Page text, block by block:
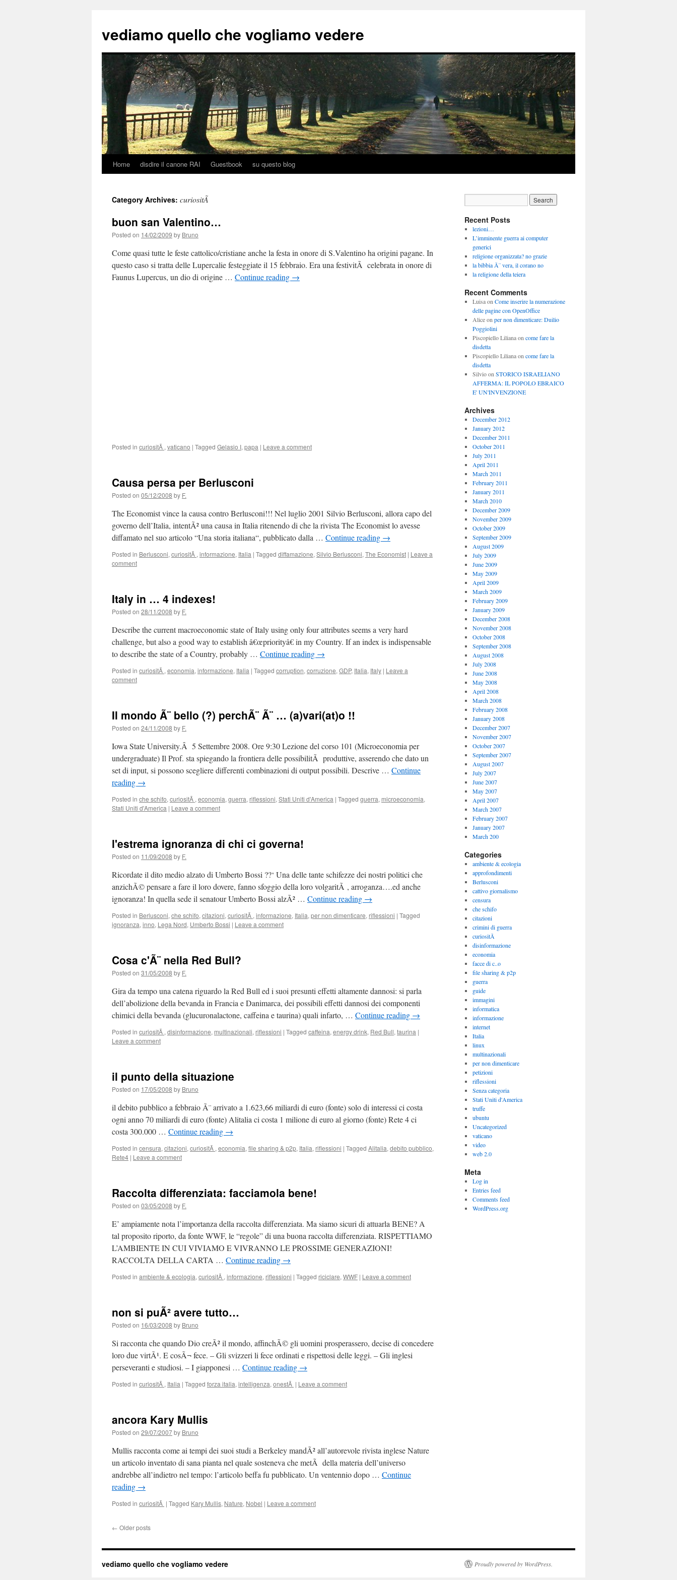
vediamo quello che vogliamo vedere
Skip
content
Home disdire il canone RAI Guestbook su questo blog
Category Archives: curiositÃ
buon san Valentino…
Posted on 14/02/2009 by Bruno
Come quasi tutte le feste cattolico/cristiane anche la festa in onore di S.Valentino ha origini pagane. In
questo caso si tratta delle Lupercalie festeggiate il 15 febbraio. Era una festivitÃ celebrata in onore di
Faunus Lupercus, un dio di origine … Continue reading →
Posted in curiositÃ , vaticano | Tagged Gelasio I, papa | Leave a comment
Causa persa per Berlusconi
Posted on 05/12/2008 by F.
The Economist vince la causa contro Berlusconi!!! Nel luglio 2001 Silvio Berlusconi, allora capo del
governo dell’Italia, intentÃ² una causa in Italia ritenendo di che la rivista The Economist lo avesse
diffamato nel suo articolo “Una storia italiana“, pubblicato dalla … Continue reading →
Posted in Berlusconi, curiositÃ , informazione, Italia | Tagged diffamazione, Silvio Berlusconi, The Economist | Leave a
comment
Italy in … 4 indexes!
Posted on 28/11/2008 by F.
Describe the current macroeconomic state of Italy using only four attributes seems a very hard
challenge, but also a good way to establish â€œpriorityâ€ in my Country. If an index is indispensable
to describe the state of a Country, probably … Continue reading →
Posted in curiositÃ , economia, informazione, Italia | Tagged corruption, corruzione, GDP, Italia, Italy | Leave a
comment
Il mondo Ã¨ bello (?) perchÃ¨ Ã¨ … (a)vari(at)o !!
Posted on 24/11/2008 by F.
Iowa State University.Â 5 Settembre 2008. Ore 9:30 Lezione del corso 101 (Microeconomia per
undergraduate) Il Prof. sta spiegando la frontiera delle possibilitÃ produttive, asserendo che dato un
set di input, si possono scegliere differenti combinazioni di output possibili. Descrive … Continue
reading →
Posted in che schifo, curiositÃ , economia, guerra, riflessioni, Stati Uniti d'America | Tagged guerra, microeconomia,
Stati Uniti d'America | Leave a comment
l'estrema ignoranza di chi ci governa!
Posted on 11/09/2008 by F.
Ricordate il dito medio alzato di Umberto Bossi ??‘ Una delle tante schifezze dei nostri politici che
anzichÃ© pensare a fare il loro dovere, fanno sfoggio della loro volgaritÃ , arroganza….ed anche
ignoranza! In quella sede il senatour Umberto Bossi alzÃ² … Continue reading →
Posted in Berlusconi, che schifo, citazioni, curiositÃ , informazione, Italia, per non dimenticare, riflessioni | Tagged
ignoranza, inno, Lega Nord, Umberto Bossi | Leave a comment
Cosa c'Ã¨ nella Red Bull?
Posted on 31/05/2008 by F.
Gira da tempo una catena riguardo la Red Bull ed i suoi presunti effetti altamente dannosi: si parla
dell’abolizione della bevanda in Francia e Danimarca, dei possibili effetti dannosi dei componenti
chimici della bevanda (glucuronalactone, caffeina e taurina) quali infarto, … Continue reading →
Posted in curiositÃ , disinformazione, multinazionali, riflessioni | Tagged caffeina, energy drink, Red Bull, taurina |
Leave a comment
il punto della situazione
Posted on 17/05/2008 by Bruno
il debito pubblico a febbraio Ã¨ arrivato a 1.623,66 miliardi di euro (fonte) solo di interessi ci costa
ogni anno 70 miliardi di euro (fonte) Alitalia ci costa 1 milione di euro al giorno (fonte) Rete 4 ci
costa 300.000 … Continue reading →
Posted in censura, citazioni, curiositÃ , economia, file sharing & p2p, Italia, riflessioni | Tagged Alitalia, debito pubblico,
Rete4 | Leave a comment
Raccolta differenziata: facciamola bene!
Posted on 03/05/2008 by F.
E’ ampiamente nota l’importanza della raccolta differenziata. Ma siamo sicuri di attuarla BENE? A
tal proposito riporto, da fonte WWF, le “regole” di una buona raccolta differenziata. RISPETTIAMO
L’AMBIENTE IN CUI VIVIAMO E VIVRANNO LE PROSSIME GENERAZIONI!
RACCOLTA DELLA CARTA … Continue reading →
Posted in ambiente & ecologia, curiositÃ , informazione, riflessioni | Tagged riciclare, WWF | Leave a comment
non si puÃ² avere tutto…
Posted on 16/03/2008 by Bruno
Si racconta che quando Dio creÃ² il mondo, affinchÃ© gli uomini prosperassero, decise di concedere
loro due virtÃ¹. E cosÃ¬ fece. – Gli svizzeri li fece ordinati e rispettosi delle leggi. – Gli inglesi
perseveranti e studiosi. – I giapponesi … Continue reading →
Posted in curiositÃ , Italia | Tagged forza italia, intelligenza, onestÃ | Leave a comment
ancora Kary Mullis
Posted on 29/07/2007by Bruno
Mullis racconta come ai tempi dei suoi studi a Berkeley mandÃ² all’autorevole rivista inglese Nature
un articolo inventato di sana pianta nel quale sosteneva che metÃ della materia dell’universo
andrebbe all’indietro nel tempo: l’articolo beffa fu pubblicato. Un ventennio dopo … Continue
reading →
Posted in curiositÃ | Tagged Kary Mullis, Nature, Nobel | Leave a comment
← Older posts
Recent Posts
lezioni…
L’imminente guerra ai computer
generici
religione organizzata? no grazie
la bibbia Ã¨ vera, il corano no
la religione della teiera
Recent Comments
Luisaon Come inserire la numerazione
delle pagine con OpenOffice
Aliceon per non dimenticare: Duilio
Poggiolini
Piscopiello Lilianaon come fare la
disdetta
Piscopiello Lilianaon come fare la
disdetta
Silvioon STORICO ISRAELIANO
AFFERMA: IL POPOLO EBRAICO
E' UN'INVENZIONE
Archives
December 2012
January 2012
December 2011
October 2011
July 2011
April 2011
March 2011
February 2011
January 2011
March 2010
December 2009
November 2009
October 2009
September 2009
August 2009
July 2009
June 2009
May 2009
April 2009
March 2009
February 2009
January 2009
December 2008
November 2008
October 2008
September 2008
August 2008
July 2008
June 2008
May 2008
April 2008
March 2008
February 2008
January 2008
December 2007
November 2007
October 2007
September 2007
August 2007
July 2007
June 2007
May 2007
April 2007
March 2007
February 2007
January 2007
March 200
Categories
ambiente & ecologia
approfondimenti
Berlusconi
cattivo giornalismo
censura
che schifo
citazioni
crimini di guerra
curiositÃ
disinformazione
economia
facce di c..o
file sharing & p2p
guerra
guide
immagini
informatica
informazione
internet
Italia
linux
multinazionali
per non dimenticare
petizioni
riflessioni
Senza categoria
Stati Uniti d'America
truffe
ubuntu
Uncategorized
vaticano
video
web 2.0
Meta
Log in
Entries feed
Comments feed
WordPress.org
vediamo quello che vogliamo vedere Proudly powered by WordPress.